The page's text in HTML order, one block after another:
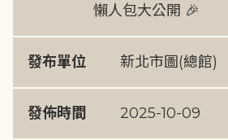
懶人包大公開 🎉
發布單位 新北市圖(總館)
發佈時間 2025-10-09